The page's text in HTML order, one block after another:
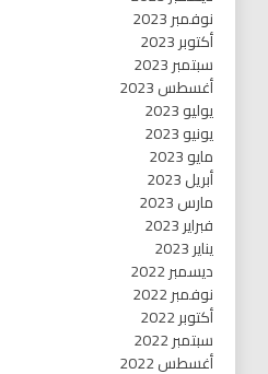
نوفمبر 2023
أكتوبر 2023
سبتمبر 2023
أغسطس 2023
يوليو 2023
يونيو 2023
مايو 2023
أبريل 2023
مارس 2023
فبراير 2023
يناير 2023
ديسمبر 2022
نوفمبر 2022
أكتوبر 2022
سبتمبر 2022
أغسطس 2022